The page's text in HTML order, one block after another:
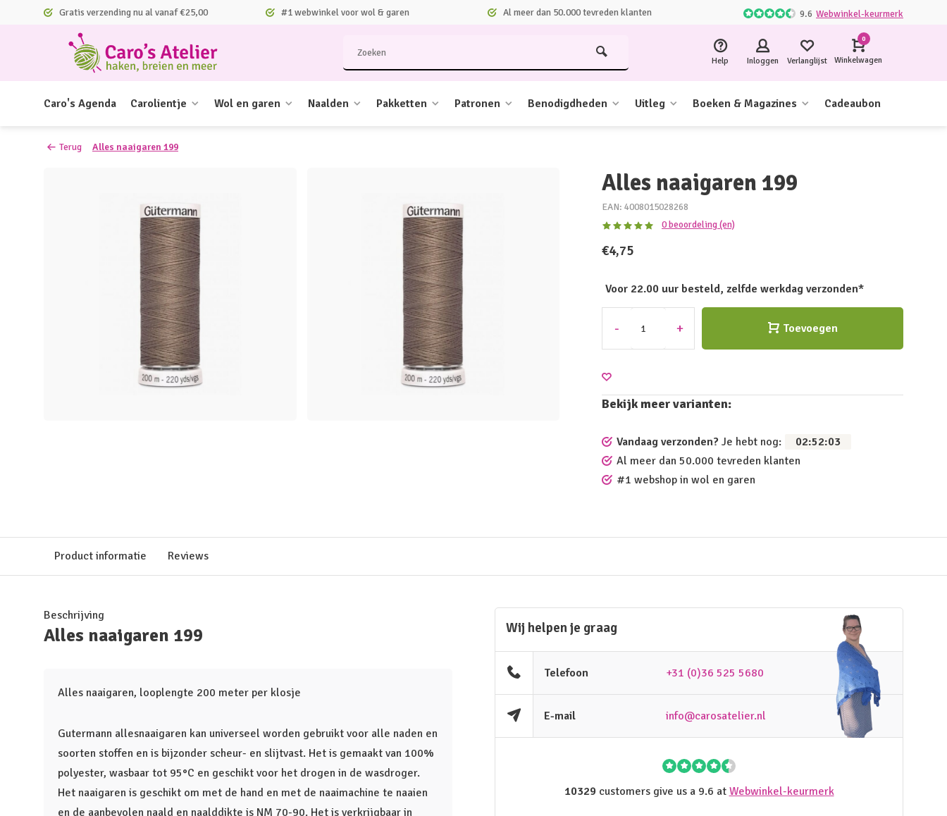
Gratis verzending nu al vanaf €25,00 #1 webwinkel voor wol & garen Al meer dan 50.000 tevreden klanten 9.6 Webwinkel-keurmerk
Help Inloggen Verlanglijst
0
Winkelwagen
Caro's Agenda Carolientje Wol en garen Naalden Pakketten Patronen Benodigdheden Uitleg Boeken & Magazines Cadeaubon
Terug Alles naaigaren 199
Alles naaigaren 199
EAN: 4008015028268
0 beoordeling (en)
€4,75
Voor 22.00 uur besteld, zelfde werkdag verzonden*
- + Toevoegen
Bekijk meer varianten:
Vandaag verzonden? Je hebt nog: 02:52:03
Al meer dan 50.000 tevreden klanten
#1 webshop in wol en garen
Product informatie Reviews
Beschrijving
Alles naaigaren 199
Alles naaigaren, looplengte 200 meter per klosje
Gutermann allesnaaigaren kan universeel worden gebruikt voor alle naden en
soorten stoffen en is bijzonder scheur- en slijtvast. Het is gemaakt van 100%
polyester, wasbaar tot 95°C en geschikt voor het drogen in de wasdroger.
Het naaigaren is geschikt om met de hand en met de naaimachine te naaien
en de aanbevolen naald en naalddikte is NM 70-90. Het is verkrijgbaar in
Wij helpen je graag
Telefoon +31 (0)36 525 5680
E-mail info@carosatelier.nl
10329customers give us a 9.6 at Webwinkel-keurmerk